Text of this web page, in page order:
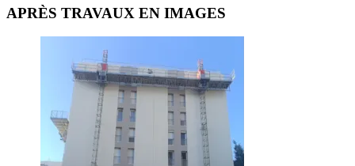
APRÈS TRAVAUX EN IMAGES